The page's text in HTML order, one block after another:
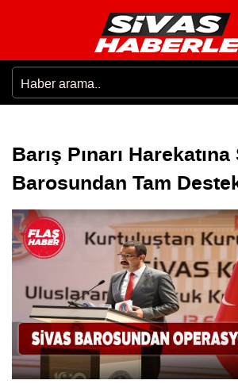
Barış Pınarı
Barosundan Tam